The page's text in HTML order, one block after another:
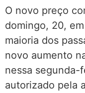
O novo preço
domingo, 20,
maioria dos
novo aumento
nessa segunda-
autorizado pela